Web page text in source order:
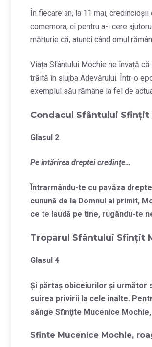
În fiecare an, la 11 mai,
comemora, ci pentru a-i cere
mărturie că, atunci când omul
Viața Sfântului Mochie ne învață
trăită în slujba Adevărului. Într-o
exemplul său rămâne la fel de
Condacul Sfântului Sfinţit
Glasul 2
Pe întărirea dreptei credinţe…
Întrarmându-te cu pavăza
cunună de la Domnul ai primit,
ce te laudă pe tine, rugându-te
Troparul Sfântului Sfinţit
Glasul 4
Şi părtaş obiceiurilor şi următor
suirea privirii la cele înalte.
sânge Sfinţite Mucenice
Sfinte Mucenice Mochie,